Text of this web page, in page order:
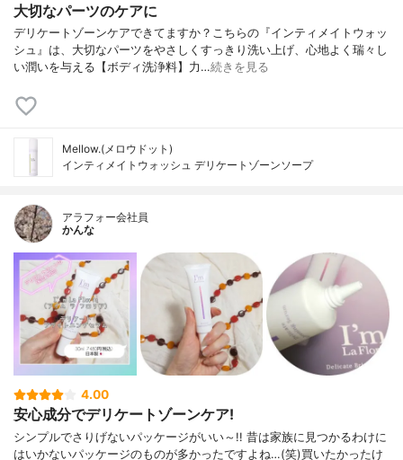
大切なパーツのケアに
デリケートゾーンケアできてますか？こちらの『インティメイトウォッ
シュ』は、大切なパーツをやさしくすっきり洗い上げ、心地よく瑞々し
い潤いを与える【ボディ洗浄料】力…続きを見る
Mellow.(メロウドット)
インティメイトウォッシュ デリケートゾーンソープ
アラフォー会社員
かんな
4.00
安心成分でデリケートゾーンケア!
シンプルでさりげないパッケージがいい～!! 昔は家族に見つかるわけに
はいかないパッケージのものが多かったですよね…(笑)買いたかったけ